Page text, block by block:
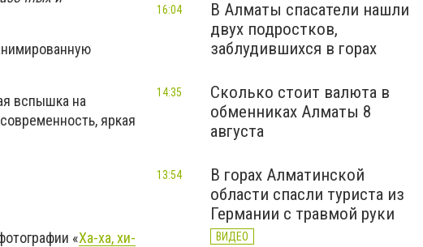
вспышка на
яркая
«Ха-ха, хи-
В Алматы спасатели нашли
двух подростков,
заблудившихся в горах
16:04
Сколько стоит валюта в
обменниках Алматы 8
августа
14:35
В горах Алматинской
области спасли туриста из
Германии с травмой руки
ВИДЕО
13:54